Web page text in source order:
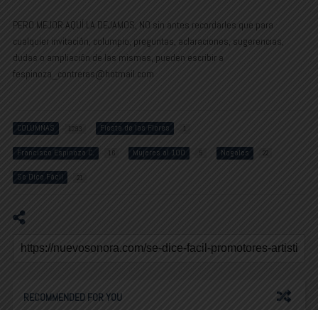
PERO MEJOR AQUÍ LA DEJAMOS, NO sin antes recordarles que para
cualquier invitación, columpio, preguntas, aclaraciones, sugerencias,
dudas o ampliación de las mismas, pueden escribir a
fespinoza_contreras@hotmail.com
COLUMNAS 1293 Fiesta de las Flores 1
Francisco Espinoza C. 16 Mujeres al 100 5 Nogales 22
Se Dice Fácil 21
RECOMMENDED FOR YOU